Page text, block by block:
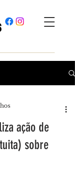
ação de
sobre